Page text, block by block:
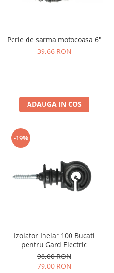
Perie de sarma motocoasa 6"
39,66 RON
ADAUGA IN COS
-19%
Izolator Inelar 100 Bucati
pentru Gard Electric
98,00 RON
79,00 RON